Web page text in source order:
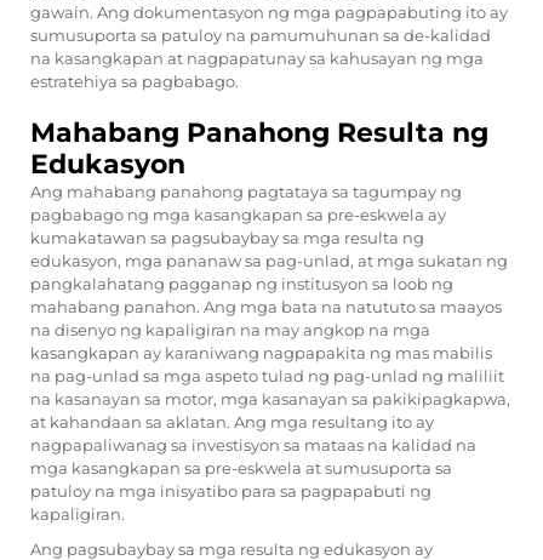
gawain. Ang dokumentasyon ng mga pagpapabuting ito ay
sumusuporta sa patuloy na pamumuhunan sa de-kalidad
na kasangkapan at nagpapatunay sa kahusayan ng mga
estratehiya sa pagbabago.
Mahabang Panahong Resulta ng
Edukasyon
Ang mahabang panahong pagtataya sa tagumpay ng
pagbabago ng mga kasangkapan sa pre-eskwela ay
kumakatawan sa pagsubaybay sa mga resulta ng
edukasyon, mga pananaw sa pag-unlad, at mga sukatan ng
pangkalahatang pagganap ng institusyon sa loob ng
mahabang panahon. Ang mga bata na natututo sa maayos
na disenyo ng kapaligiran na may angkop na mga
kasangkapan ay karaniwang nagpapakita ng mas mabilis
na pag-unlad sa mga aspeto tulad ng pag-unlad ng maliliit
na kasanayan sa motor, mga kasanayan sa pakikipagkapwa,
at kahandaan sa aklatan. Ang mga resultang ito ay
nagpapaliwanag sa investisyon sa mataas na kalidad na
mga kasangkapan sa pre-eskwela at sumusuporta sa
patuloy na mga inisyatibo para sa pagpapabuti ng
kapaligiran.
Ang pagsubaybay sa mga resulta ng edukasyon ay